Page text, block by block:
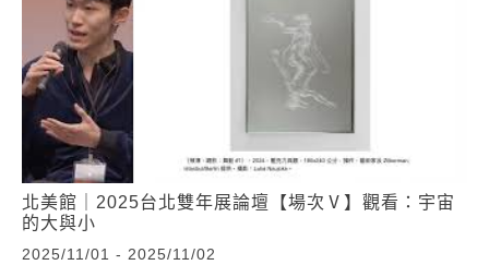
北美館｜2025台北雙年展論壇【場次Ⅴ】觀看：宇宙
的大與小
2025/11/01 - 2025/11/02